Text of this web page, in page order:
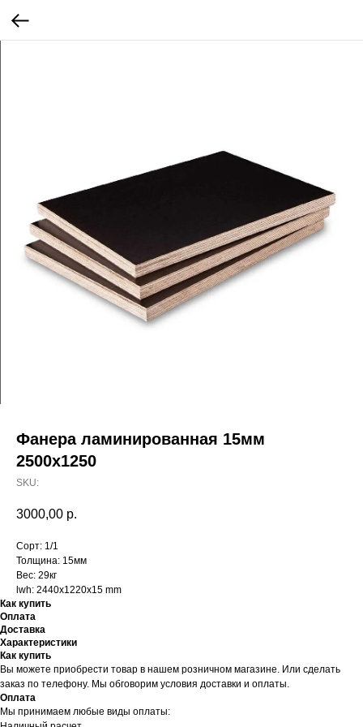
Фанера ламинированная 15мм
2500х1250
SKU:
3000,00 р.
Сорт: 1/1
Толщина: 15мм
Вес: 29кг
lwh: 2440x1220x15 mm
Как купить
Оплата
Доставка
Характеристики
Как купить
Вы можете приобрести товар в нашем розничном магазине. Или сделать
заказ по телефону. Мы обговорим условия доставки и оплаты.
Оплата
Мы принимаем любые виды оплаты: